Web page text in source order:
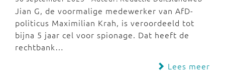
Jian G, de voormalige medewerker van AfD-
politicus Maximilian Krah, is veroordeeld tot
bijna 5 jaar cel voor spionage. Dat heeft de
rechtbank…
Lees meer